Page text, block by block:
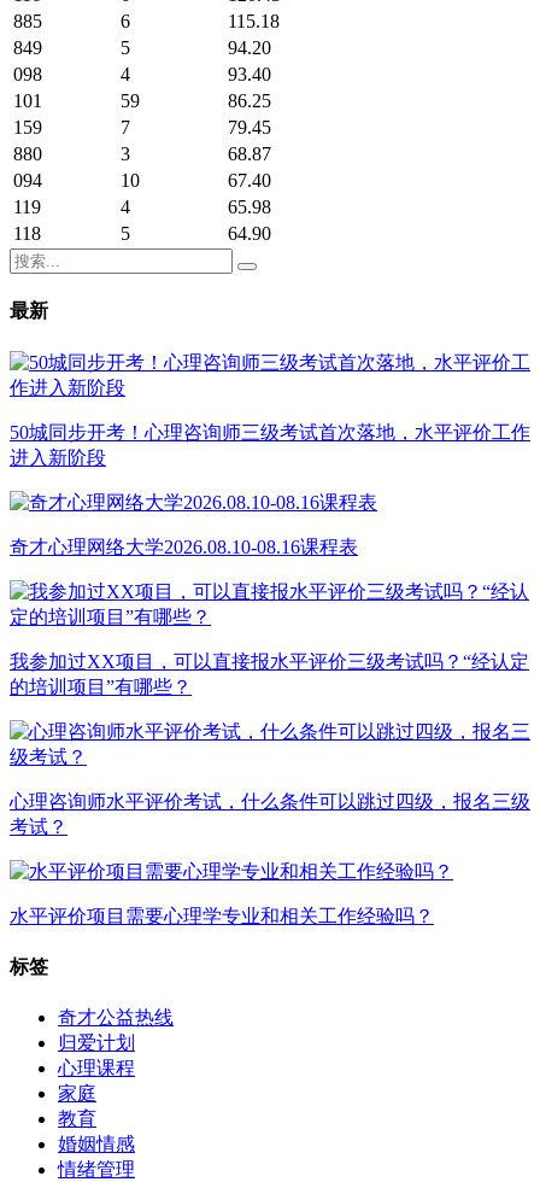
885
6
115.18
849
5
94.20
098
4
93.40
101
59
86.25
159
7
79.45
880
3
68.87
094
10
67.40
119
4
65.98
118
5 64.90
最新
50城同步开考！心理咨询师三级考试首次落地，水平评价工作
进入新阶段
奇才心理网络大学2026.08.10-08.16课程表
我参加过XX项目，可以直接报水平评价三级考试吗？“经认定
的培训项目”有哪些？
心理咨询师水平评价考试，什么条件可以跳过四级，报名三级
考试？
水平评价项目需要心理学专业和相关工作经验吗？
标签
奇才公益热线
归爱计划
心理课程
家庭
教育
婚姻情感
情绪管理